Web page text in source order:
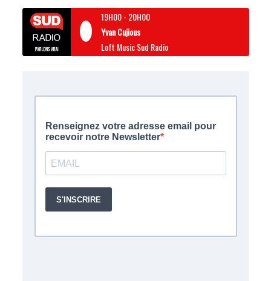
19H00- 20H00
Yvan Cujious
Loft Music Sud Radio